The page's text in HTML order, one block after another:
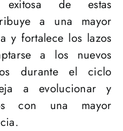
de estas
a una mayor
y fortalece los lazos
a los nuevos
durante el ciclo
a evolucionar y
con una mayor